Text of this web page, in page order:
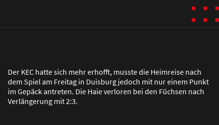
Der KEC hatte sich mehr erhofft, musste die Heimreise nach
dem Spiel am Freitag in Duisburg jedoch mit nur einem Punkt
im Gepäck antreten. Die Haie verloren bei den Füchsen nach
Verlängerung mit 2:3.